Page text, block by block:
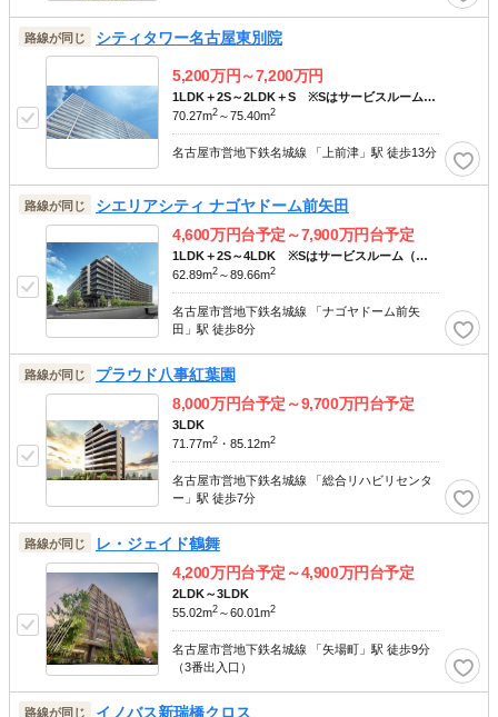
路線が同じ シティタワー名古屋東別院
5,200万円～7,200万円
1LDK＋2S～2LDK＋S ※Sはサービスルーム
（納戸）です。
70.27m2 ～75.40m2
名古屋市営地下鉄名城線 「上前津」駅 徒歩13分
路線が同じ
シエリアシティ ナゴヤドーム前矢田
4,600万円台予定～7,900万円台予定
1LDK＋2S～4LDK ※Sはサービスルーム（納
戸）です。
62.89m2 ～89.66m2
名古屋市営地下鉄名城線 「ナゴヤドーム前矢
田」駅 徒歩8分
路線が同じ
プラウド八事紅葉園
8,000万円台予定～9,700万円台予定
3LDK
71.77m2 ・85.12m2
名古屋市営地下鉄名城線 「総合リハビリセンタ
ー」駅 徒歩7分
路線が同じ
レ・ジェイド鶴舞
4,200万円台予定～4,900万円台予定
2LDK～3LDK
55.02m2 ～60.01m2
名古屋市営地下鉄名城線 「矢場町」駅 徒歩9分
（3番出入口）
路線が同じ イノバス新瑞橋クロス